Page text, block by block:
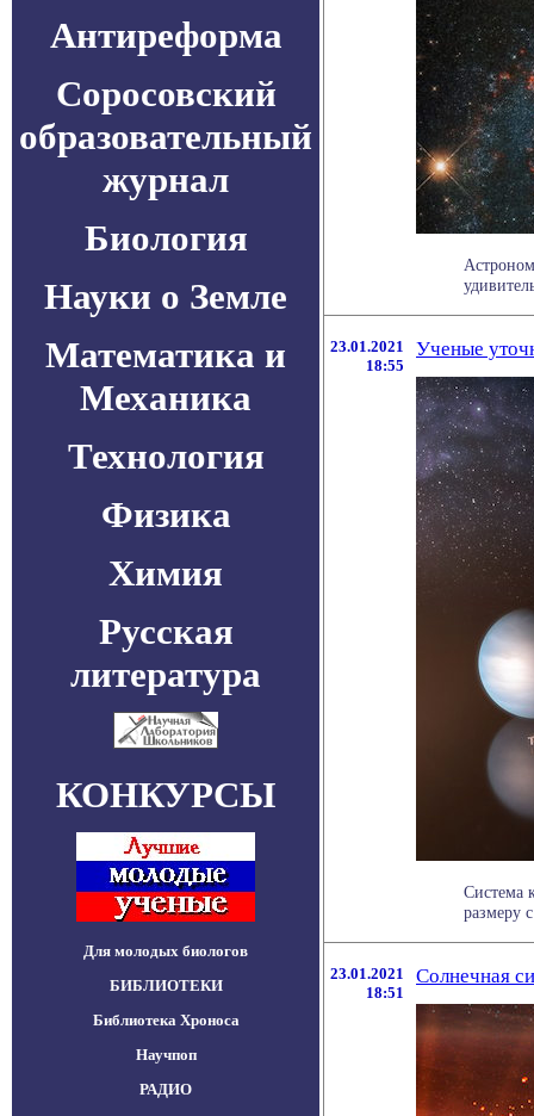
Антиреформа
Соросовский
образовательный
журнал
Биология
Науки о Земле
Математика и
Механика
Технология
Физика
Химия
Русская
литература
КОНКУРСЫ
Для молодых биологов
БИБЛИОТЕКИ
Библиотека Хроноса
Научпоп
РАДИО
23.01.2021
18:55
Ученые
Система
размеру
23.01.2021
18:51
Солнечная